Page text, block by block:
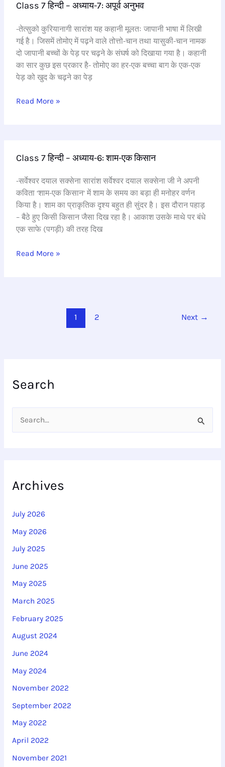
Class 7 हिन्दी – अध्याय-7: अपूर्व अनुभव
-तेत्सुको कुरियानागी सारांश यह कहानी मूलतः जापानी भाषा में लिखी
गई है। जिसमें तोमोए में पढ़ने वाले तोत्तो-चान तथा यासुकी-चान नामक
दो जापानी बच्चों के पेड़ पर चढ़ने के संघर्ष को दिखाया गया है। कहानी
का सार कुछ इस प्रकार है- तोमोए का हर-एक बच्चा बाग के एक-एक
पेड़ को खुद के चढ़ने का पेड़
7
–
अध्याय-7:
अपूर्व
अनुभव
Read More »
Class 7 हिन्दी – अध्याय-6: शाम-एक किसान
-सर्वेश्वर दयाल सक्सेना सारांश सर्वेश्वर दयाल सक्सेना जी ने अपनी
कविता ‘शाम-एक किसान’ में शाम के समय का बड़ा ही मनोहर वर्णन
किया है। शाम का प्राकृतिक दृश्य बहुत ही सुंदर है। इस दौरान पहाड़
– बैठे हुए किसी किसान जैसा दिख रहा है। आकाश उसके माथे पर बंधे
एक साफे (पगड़ी) की तरह दिख
7
–
अध्याय-6:
शाम-
एक
किसान
Read More »
1 2 Next →
Search
c
f
o
r
Archives
July 2026
May 2026
July 2025
June 2025
May 2025
March 2025
February 2025
August 2024
June 2024
May 2024
November 2022
September 2022
May 2022
April 2022
November 2021